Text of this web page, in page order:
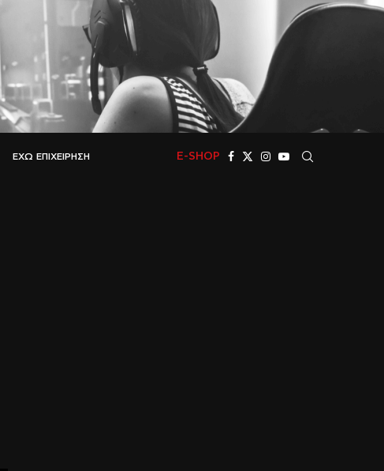
ΈΧΩ ΕΠΙΧΕΊΡΗΣΗ E-SHOP